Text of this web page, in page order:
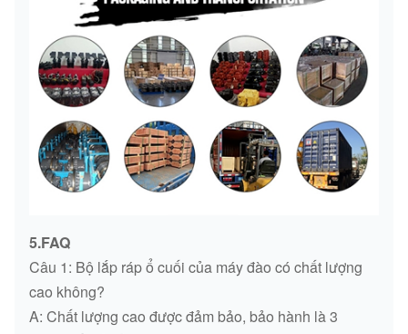
5.FAQ
Câu 1: Bộ lắp ráp ổ cuối của máy đào có chất lượng
cao không?
A: Chất lượng cao được đảm bảo, bảo hành là 3